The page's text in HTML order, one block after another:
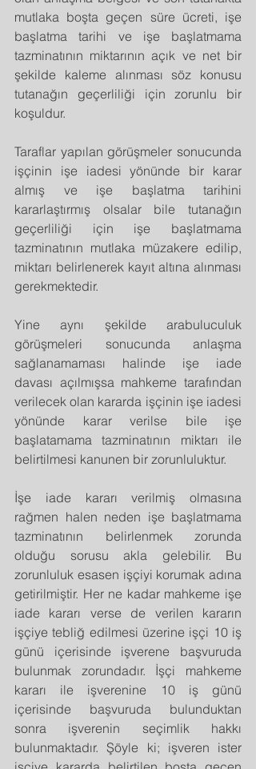
mutlaka boşta geçen süre ücreti, işe
başlatma tarihi ve işe başlatmama
tazminatının miktarının açık ve net bir
şekilde kaleme alınması söz konusu
tutanağın geçerliliği için zorunlu bir
koşuldur.
Taraflar yapılan görüşmeler sonucunda
işçinin işe iadesi yönünde bir karar
almış ve işe başlatma tarihini
kararlaştırmış olsalar bile tutanağın
geçerliliği için işe başlatmama
tazminatının mutlaka müzakere edilip,
miktarı belirlenerek kayıt altına alınması
gerekmektedir.
Yine aynı şekilde arabuluculuk
görüşmeleri sonucunda anlaşma
sağlanamaması halinde işe iade
davası açılmışsa mahkeme tarafından
verilecek olan kararda işçinin işe iadesi
yönünde karar verilse bile işe
başlatamama tazminatının miktarı ile
belirtilmesi kanunen bir zorunluluktur.
İşe iade kararı verilmiş olmasına
rağmen halen neden işe başlatmama
tazminatının belirlenmek zorunda
olduğu sorusu akla gelebilir. Bu
zorunluluk esasen işçiyi korumak adına
getirilmiştir. Her ne kadar mahkeme işe
iade kararı verse de verilen kararın
işçiye tebliğ edilmesi üzerine işçi 10 iş
günü içerisinde işverene başvuruda
bulunmak zorundadır. İşçi mahkeme
kararı ile işverenine 10 iş günü
içerisinde başvuruda bulunduktan
sonra işverenin seçimlik hakkı
bulunmaktadır. Şöyle ki; işveren ister